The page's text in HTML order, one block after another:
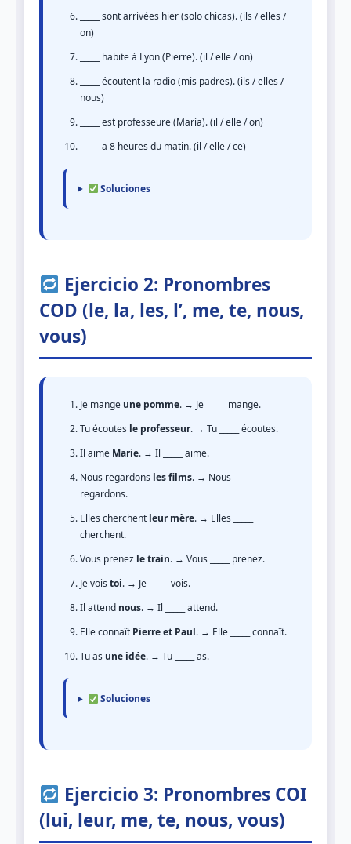
_____ sont arrivées hier (solo chicas). (ils / elles /
on)
_____ habite à Lyon (Pierre). (il / elle / on)
_____ écoutent la radio (mis padres). (ils / elles /
nous)
_____ est professeure (María). (il / elle / on)
_____ a 8 heures du matin. (il / elle / ce)
Soluciones
Ejercicio 2: Pronombres
COD (le, la, les, l’, me, te, nous,
vous)
Je mange une pomme. → Je _____ mange.
Tu écoutes le professeur. → Tu _____ écoutes.
Il aime Marie. → Il _____ aime.
Nous regardons les films. → Nous _____
regardons.
Elles cherchent leur mère. → Elles _____
cherchent.
Vous prenez le train. → Vous _____ prenez.
Je vois toi. → Je _____ vois.
Il attend nous. → Il _____ attend.
Elle connaît Pierre et Paul. → Elle _____ connaît.
Tu as une idée. → Tu _____ as.
Soluciones
Ejercicio 3: Pronombres COI
(lui, leur, me, te, nous, vous)